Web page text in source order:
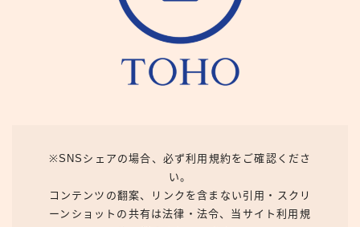
※SNSシェアの場合、必ず利用規約をご確認くださ
い。
コンテンツの翻案、リンクを含まない引用・スクリ
ーンショットの共有は法律・法令、当サイト利用規